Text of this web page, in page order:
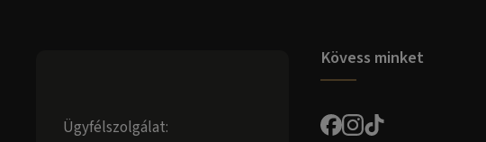
Ügyfélszolgálat:
Kövess minket